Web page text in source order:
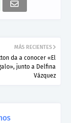
MÁS RECIENTES
da a conocer «El
junto a Delfina
Vázquez